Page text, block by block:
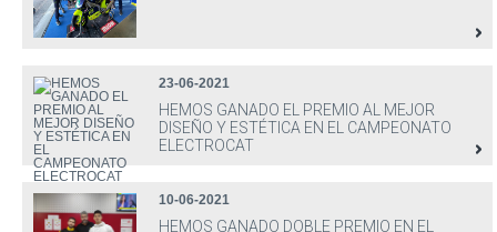
23-06-2021
HEMOS GANADO EL PREMIO AL MEJOR
DISEÑO Y ESTÉTICA EN EL CAMPEONATO
ELECTROCAT
10-06-2021
HEMOS GANADO DOBLE PREMIO EN EL